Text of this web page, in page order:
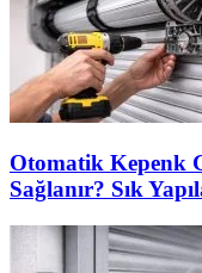
Otomatik Kepenk
Sağlanır? Sık